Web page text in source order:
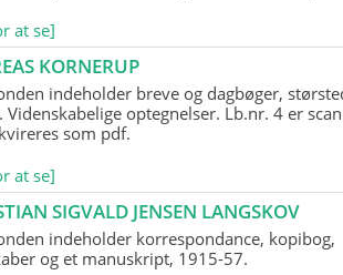
at se]
KORNERUP
indeholder breve og dagbøger,
Videnskabelige optegnelser. Lb.nr. 4 er
som pdf.
at se]
SIGVALD JENSEN LANGSKOV
indeholder korrespondance, kopibog,
og et manuskript, 1915-57.